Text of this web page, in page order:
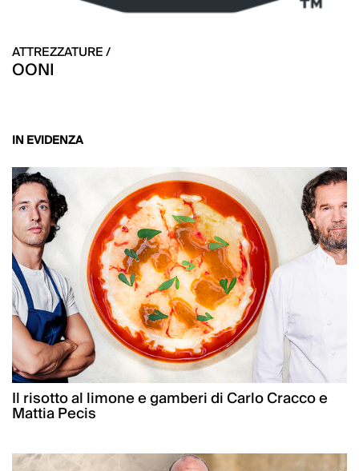
ATTREZZATURE /
OONI
IN EVIDENZA
Il risotto al limone e gamberi di Carlo Cracco e
Mattia Pecis